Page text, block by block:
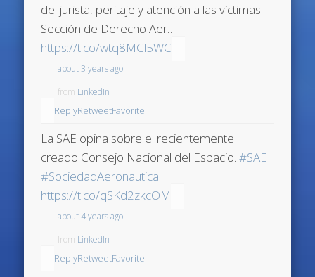
del jurista, peritaje y atención a las víctimas.
Sección de Derecho Aer…
https://t.co/wtq8MCl5WC
about 3 years ago
from LinkedIn
ReplyRetweetFavorite
La SAE opina sobre el recientemente
creado Consejo Nacional del Espacio.#SAE
#SociedadAeronautica
https://t.co/qSKd2zkcOM
about 4 years ago
from LinkedIn
ReplyRetweetFavorite